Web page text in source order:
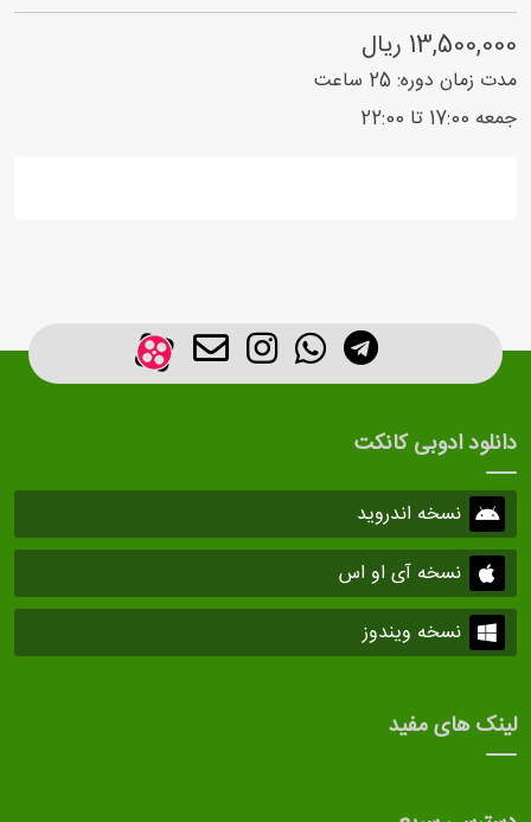
13,500,000 ریال
مدت زمان دوره: 25 ساعت
جمعه 17:00 تا 22:00
دانلود ادوبی کانکت
نسخه اندروید
نسخه آی او اس
نسخه ویندوز
لینک های مفید